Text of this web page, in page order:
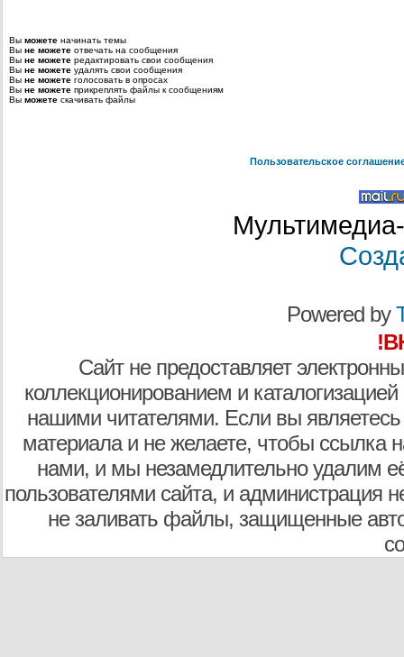
Вы можете начинать темы
Вы не можете отвечать на сообщения
Вы не можете редактировать свои сообщения
Вы не можете удалять свои сообщения
Вы не можете голосовать в опросах
Вы не можете прикреплять файлы к сообщениям
Вы можете скачивать файлы
Пользовательское
Powered by
Сайт не предоставляет
коллекционированием и
нашими читателями. Если вы являетесь
материала и не желаете, чтобы ссылка
нами, и мы незамедлительно удалим
пользователями сайта, и администрация
не заливать файлы, защищенные